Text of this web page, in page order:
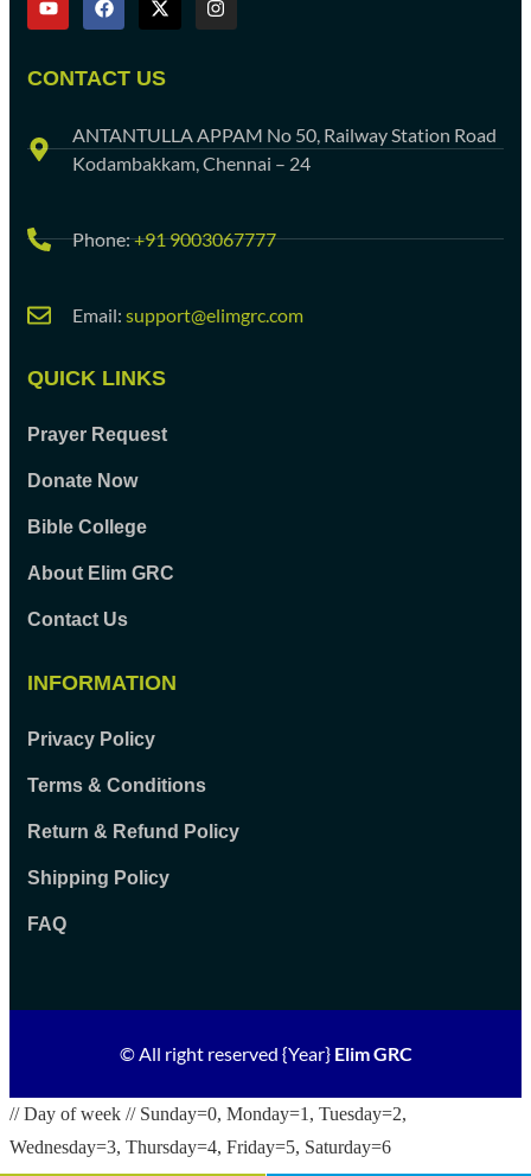
CONTACT US
ANTANTULLA APPAM No 50, Railway Station Road
Kodambakkam, Chennai – 24
Phone:+91 9003067777
Email: support@elimgrc.com
QUICK LINKS
Prayer Request
Donate Now
Bible College
About Elim GRC
Contact Us
INFORMATION
Privacy Policy
Terms & Conditions
Return & Refund Policy
Shipping Policy
FAQ
© All right reserved {Year} Elim GRC
// Day of week // Sunday=0, Monday=1, Tuesday=2,
Wednesday=3, Thursday=4, Friday=5, Saturday=6